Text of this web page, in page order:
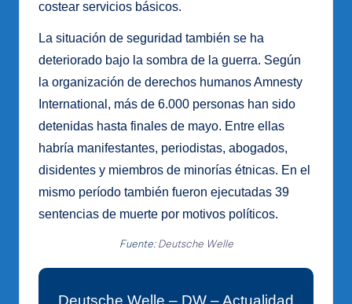
costear servicios básicos.
La situación de seguridad también se ha
deteriorado bajo la sombra de la guerra. Según
la organización de derechos humanos Amnesty
International, más de 6.000 personas han sido
detenidas hasta finales de mayo. Entre ellas
habría manifestantes, periodistas, abogados,
disidentes y miembros de minorías étnicas. En el
mismo período también fueron ejecutadas 39
sentencias de muerte por motivos políticos.
Fuente:Deutsche Welle
Deutsche Welle – DW – Actualidad